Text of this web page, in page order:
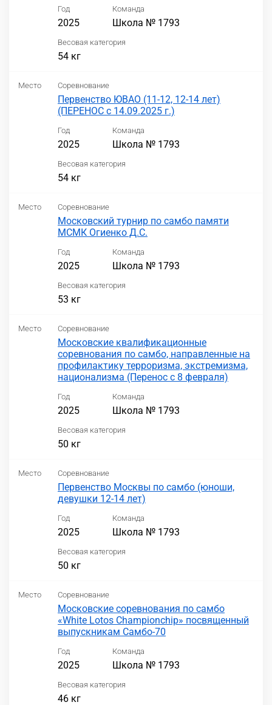
Год
2025
Команда
Школа № 1793
Весовая категория
54 кг
Место Соревнование
Первенство ЮВАО (11-12, 12-14 лет)
(ПЕРЕНОС с 14.09.2025 г.)
Год
2025
Команда
Школа № 1793
Весовая категория
54 кг
Место Соревнование
Московский турнир по самбо памяти
МСМК Огиенко Д.С.
Год
2025
Команда
Школа № 1793
Весовая категория
53 кг
Место Соревнование
Московские квалификационные
соревнования по самбо, направленные на
профилактику терроризма, экстремизма,
национализма (Перенос с 8 февраля)
Год
2025
Команда
Школа № 1793
Весовая категория
50 кг
Место Соревнование
Первенство Москвы по самбо (юноши,
девушки 12-14 лет)
Год
2025
Команда
Школа № 1793
Весовая категория
50 кг
Место Соревнование
Московские соревнования по самбо
«White Lotos Championchip» посвященный
выпускникам Самбо-70
Год
2025
Команда
Школа № 1793
Весовая категория
46 кг